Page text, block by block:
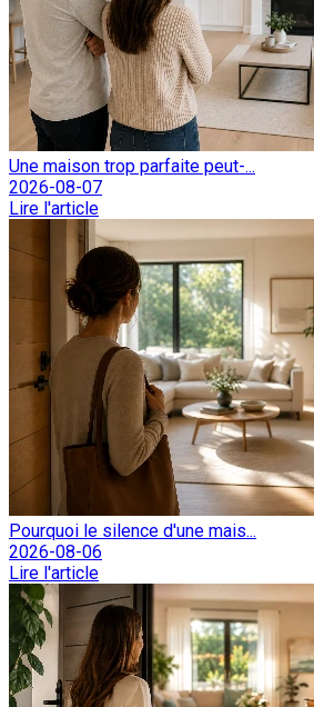
Une maison trop parfaite peut-...
2026-08-07
Lire l'article
Pourquoi le silence d'une mais...
2026-08-06
Lire l'article